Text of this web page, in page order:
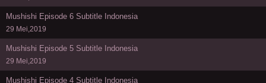
Mushishi Episode 6 Subtitle Indonesia
29 Mei,2019
Mushishi Episode 5 Subtitle Indonesia
29 Mei,2019
Mushishi Episode 4 Subtitle Indonesia